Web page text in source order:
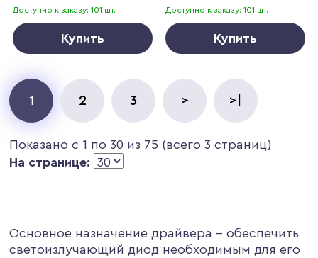
Доступно к заказу: 101 шт.
Купить
Доступно к заказу: 101 шт.
Купить
1 2 3 > >|
Показано с 1 по 30 из 75 (всего 3 страниц)
На странице:
Основное назначение драйвера – обеспечить
светоизлучающий диод необходимым для его